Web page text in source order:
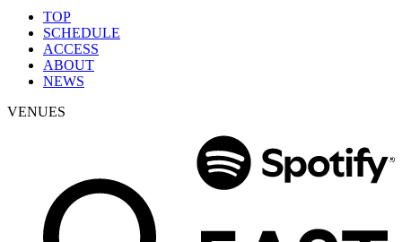
TOP
SCHEDULE
ACCESS
ABOUT
NEWS
VENUES